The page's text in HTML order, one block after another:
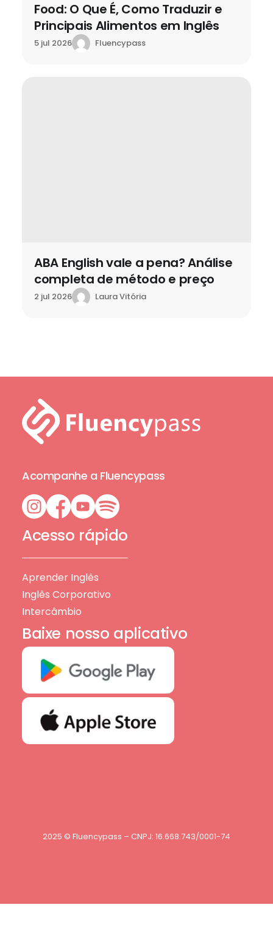
Food: O Que É, Como Traduzir e
Principais Alimentos em Inglês
5 jul 2026 Fluencypass
ABA English vale a pena? Análise
completa de método e preço
2 jul 2026 Laura Vitória
Acompanhe a Fluencypass
Acesso rápido
Aprender Inglês
Inglês Corporativo
Intercâmbio
Baixe nosso aplicativo
2025 © Fluencypass – CNPJ: 16.668.743/0001-74